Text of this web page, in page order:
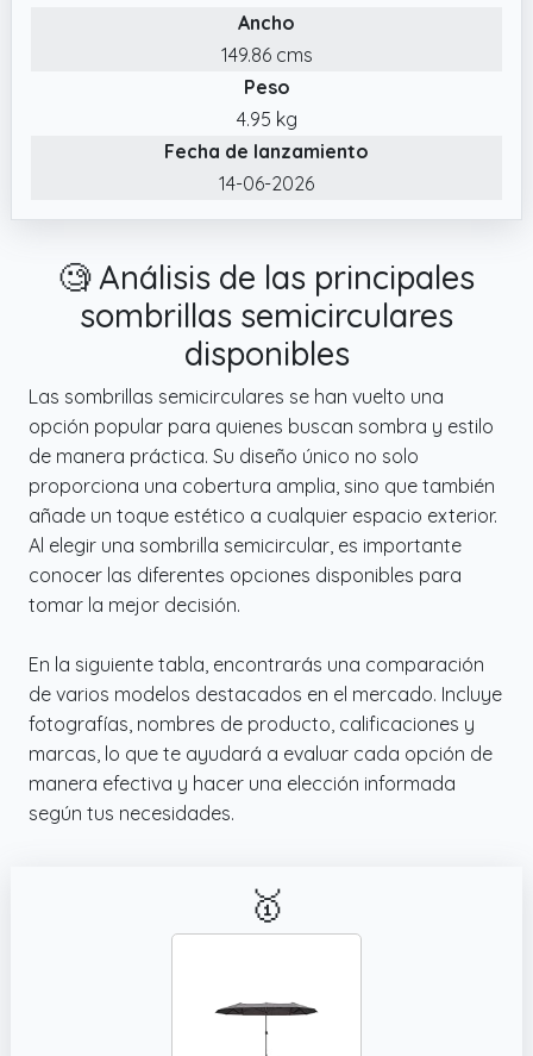
protección óptima bajo el sol incluso para
niños o personas con piel sensible. ¡Así
podrás disfrutar del verano y del sol!
✔️ PERFECTA PARA BALCONES Gracias a su
especial diseño semicircular, la sombrilla
para balcón se adapta perfectamente a los
sombrilla directamente contra la pared.
✔️ INCLUYE FUNDA PROTECTORA PARA
SOMBRILLA Se incluye la funda protectora
adecuada para tu sombrilla de jardín. Así tu
parasol estará siempre perfectamente
protegido de la suciedad, el viento y el mal
tiempo.
Ancho
149.86 cms
Peso
4.95 kg
Fecha de lanzamiento
14-06-2026
🧐 Análisis de las principales
sombrillas semicirculares
disponibles
Las sombrillas semicirculares se han vuelto una
opción popular para quienes buscan sombra y estilo
de manera práctica. Su diseño único no solo
proporciona una cobertura amplia, sino que también
añade un toque estético a cualquier espacio exterior.
Al elegir una sombrilla semicircular, es importante
conocer las diferentes opciones disponibles para
tomar la mejor decisión.
En la siguiente tabla, encontrarás una comparación
de varios modelos destacados en el mercado. Incluye
fotografías, nombres de producto, calificaciones y
marcas, lo que te ayudará a evaluar cada opción de
manera efectiva y hacer una elección informada
según tus necesidades.
🥇